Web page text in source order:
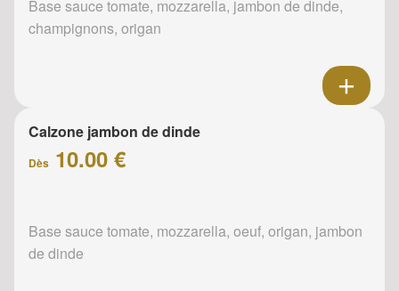
Base sauce tomate, mozzarella, jambon de dinde,
champignons, origan
Calzone jambon de dinde
Dès 10.00 €
Base sauce tomate, mozzarella, oeuf, origan, jambon
de dinde